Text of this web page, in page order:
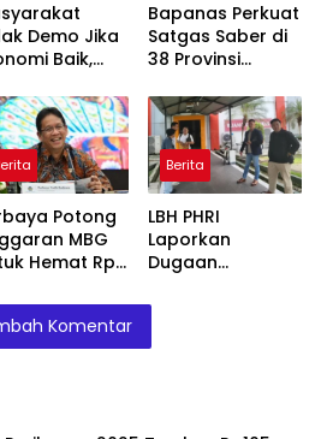
Demo Jika
Baik,
Sekarang!
Bapanas Perkuat
Satgas Saber di
38 Provinsi
Potong
MBG
Hemat Rp
ke
Berita
LBH PHRI
Laporkan
Dugaan
Doris Sylvanus
Investigasi
Komentar